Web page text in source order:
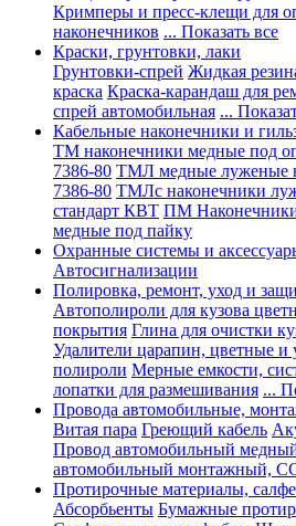
Кримперы и пресс-клещи для
наконечников ... Показать все
Краски, грунтовки, лаки
Грунтовки-спрей Жидкая
краска Краска-карандаш для
спрей автомобильная ...
Кабельные наконечники и
ТМ наконечники медные под
7386-80 ТМЛ медные луженые
7386-80 ТМЛс наконечники
стандарт КВТ ПМ Наконечники
медные под пайку
Охранные системы и
Автосигнализации
Полировка, ремонт, уход и
Автополироли для кузова
покрытия Глина для очистки
Удалители царапин, цветные и
полироли Мерные емкости,
лопатки для размешивания ...
Провода автомобильные,
Витая пара Греющий кабель
Провод автомобильный
автомобильный монтажный,
Протирочные материалы,
Абсорбьенты Бумажные